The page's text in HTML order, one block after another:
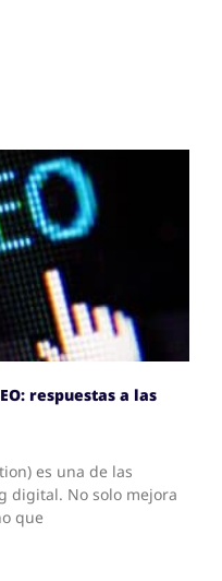
respuestas a las
es una de las
digital. No solo mejora
que